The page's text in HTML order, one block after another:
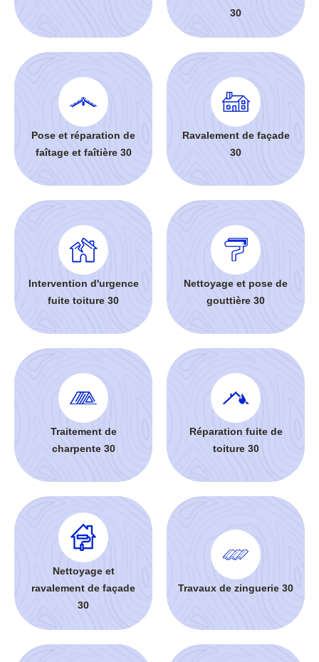
30
Pose et réparation de
faîtage et faîtière 30
Ravalement de façade
30
Intervention d'urgence
fuite toiture 30
Nettoyage et pose de
gouttière 30
Traitement de
charpente 30
Réparation fuite de
toiture 30
Nettoyage et
ravalement de façade
30
Travaux de zinguerie 30